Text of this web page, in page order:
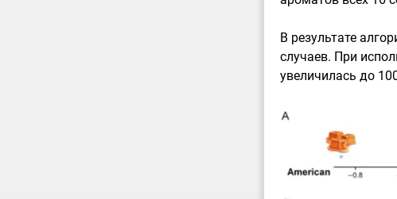
В результате
случаев. При
увеличилась до